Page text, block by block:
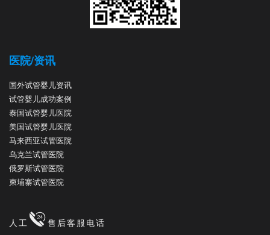
医院/资讯
国外试管婴儿资讯
试管婴儿成功案例
泰国试管婴儿医院
美国试管婴儿医院
马来西亚试管医院
乌克兰试管医院
俄罗斯试管医院
柬埔寨试管医院
人工 售后客服电话